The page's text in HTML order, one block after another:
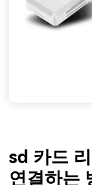
sd 카드
연결하는